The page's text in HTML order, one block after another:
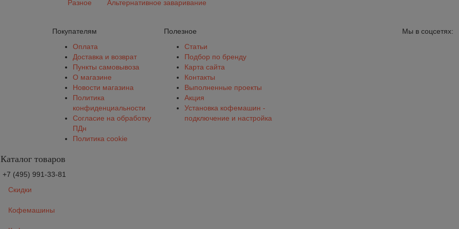
Разное Альтернативное заваривание
Покупателям
Оплата
Доставка и возврат
Пункты самовывоза
О магазине
Новости магазина
Политика
конфиденциальности
Согласие на обработку
ПДн
Политика cookie
Полезное
Статьи
Подбор по бренду
Карта сайта
Контакты
Выполненные проекты
Акция
Установка кофемашин -
подключение и настройка
Мы в соцсетях:
Каталог товаров
+7 (495) 991-33-81
Скидки
Кофемашины